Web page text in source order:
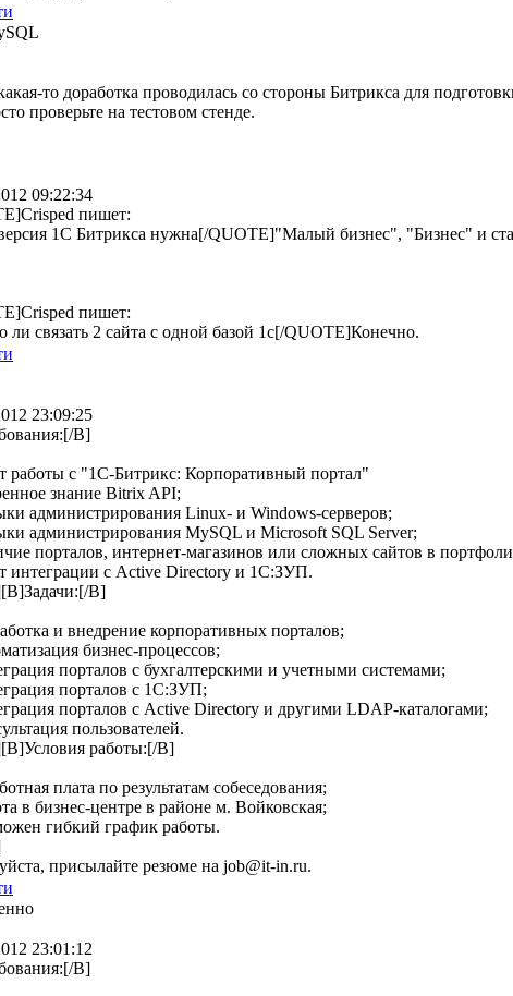
то доработка проводилась со стороны Битрикса для
проверьте на тестовом стенде.
09:22:34
пишет:
1С Битрикса нужна[/QUOTE]"Малый бизнес", "Бизнес" и
пишет:
ли связать 2 сайта с одной базой 1с[/QUOTE]Конечно.
23:09:25
B]
работы с "1С-Битрикс: Корпоративный портал"
знание Bitrix API;
администрирования Linux- и Windows-серверов;
администрирования MySQL и Microsoft SQL Server;
порталов, интернет-магазинов или сложных сайтов в
интеграции с Active Directory и 1С:ЗУП.
B]
и внедрение корпоративных порталов;
бизнес-процессов;
порталов с бухгалтерскими и учетными системами;
порталов с 1С:ЗУП;
порталов с Active Directory и другими LDAP-каталогами;
пользователей.
работы:[/B]
плата по результатам собеседования;
в бизнес-центре в районе м. Войковская;
гибкий график работы.
присылайте резюме на job@it-in.ru.
23:01:12
B]